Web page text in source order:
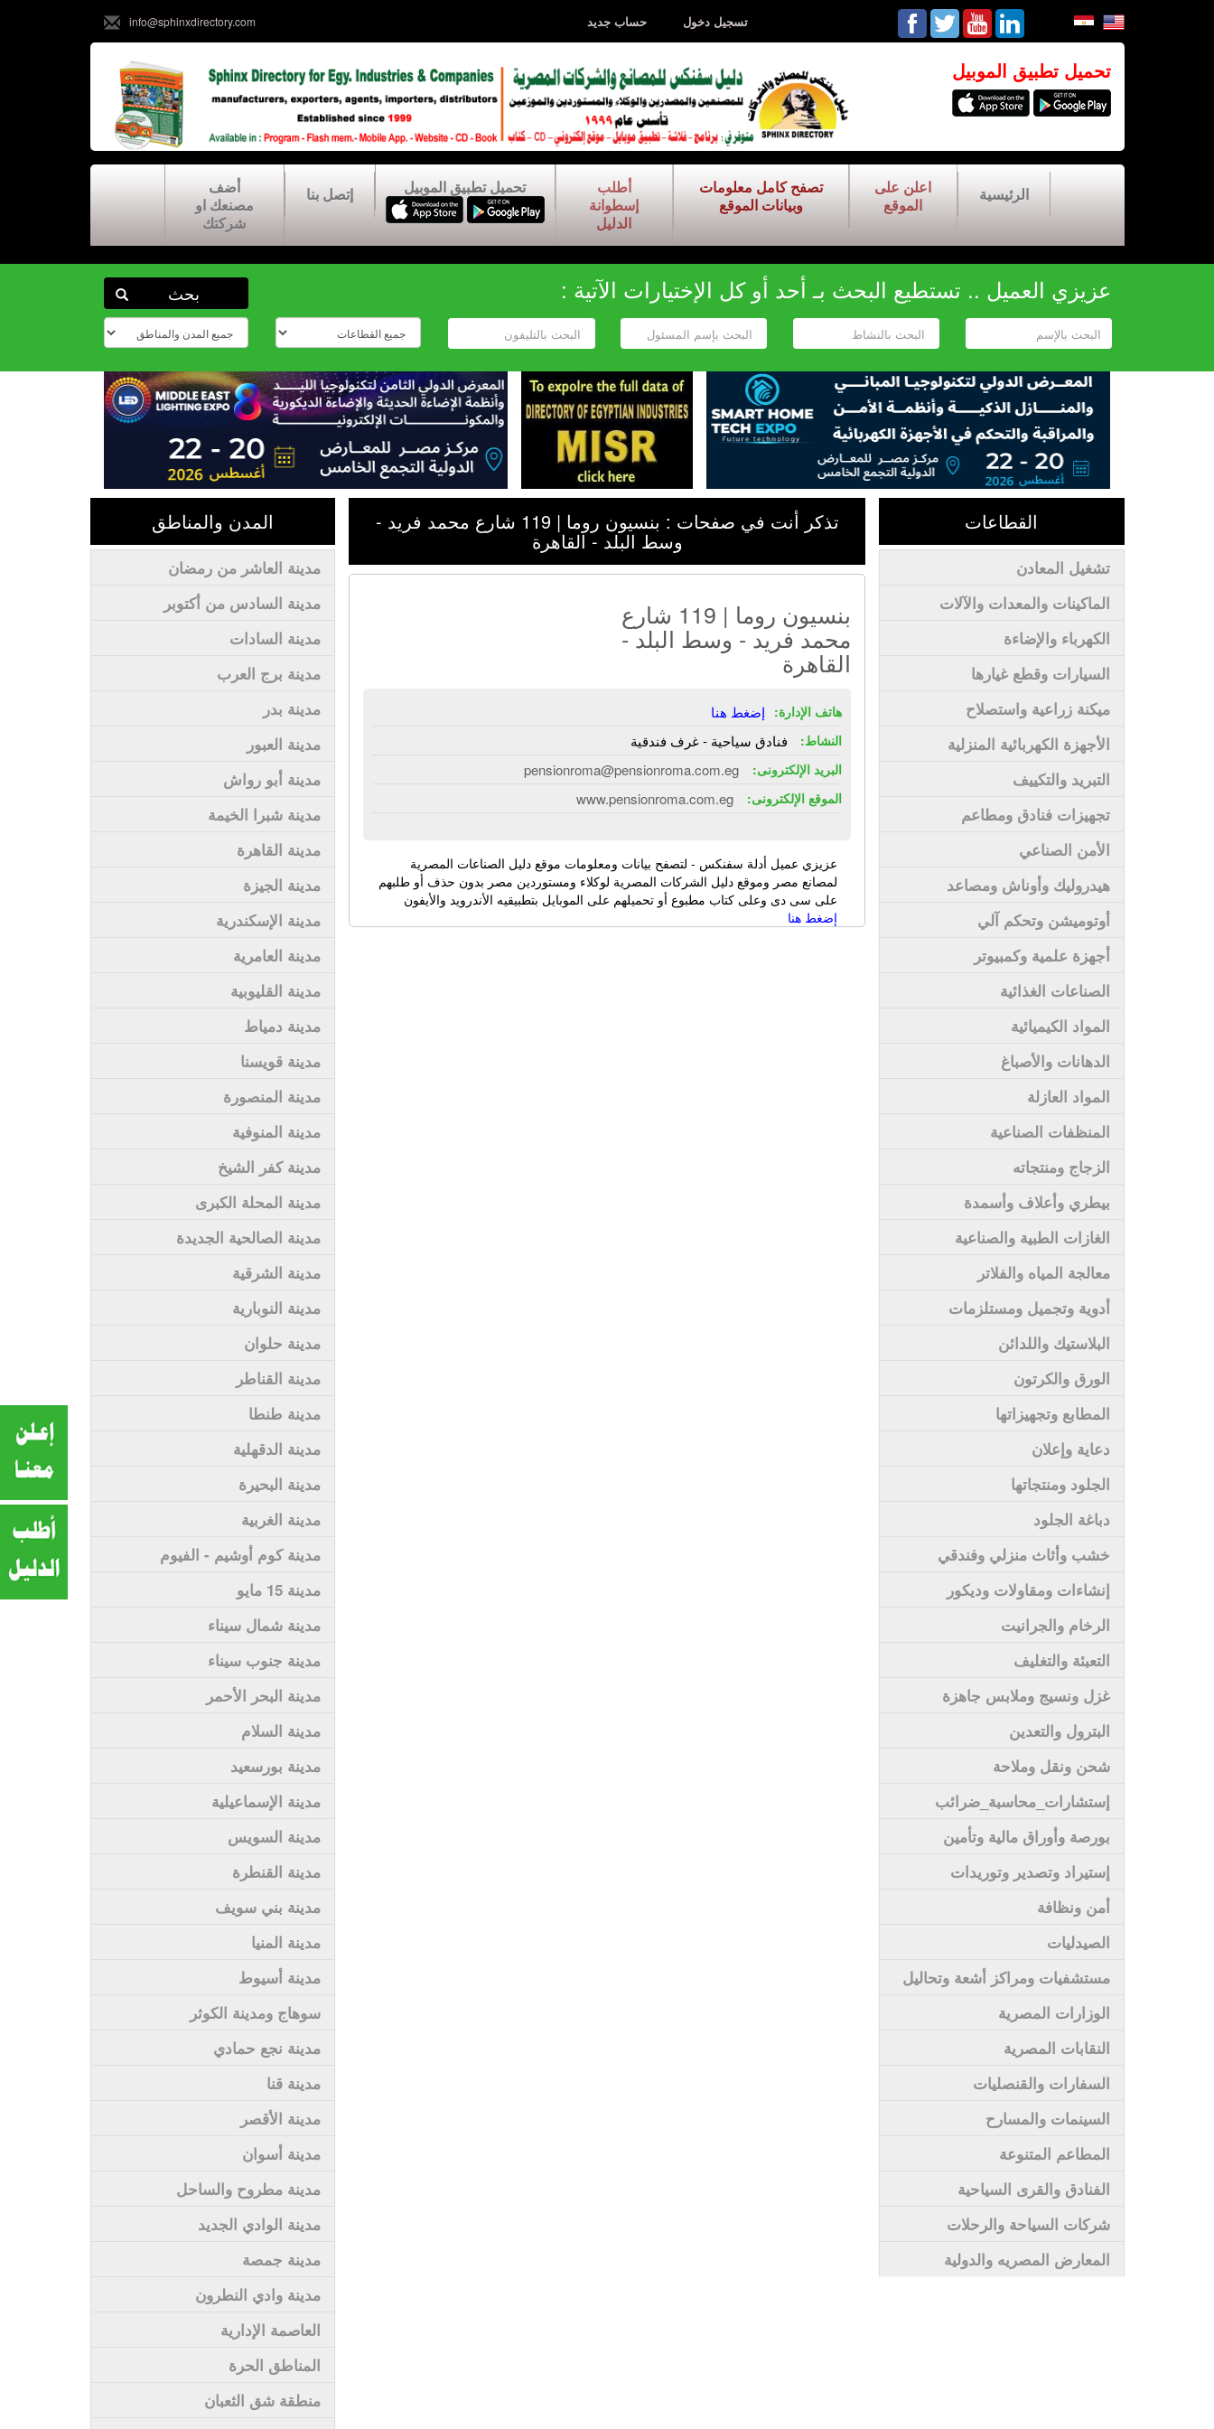
تسجيل دخول حساب جديد info@sphinxdirectory.com
تحميل تطبيق الموبيل
الرئيسية
اعلن على
الموقع
تصفح كامل معلومات
وبيانات الموقع
أطلب
إسطوانة
الدليل
تحميل تطبيق الموبيل إتصل بنا
أضف
مصنعك او
شركتك
عزيزي العميل .. تستطيع البحث بـ أحد أو كل الإختيارات الآتية :
القطاعات
تشغيل المعادن
الماكينات والمعدات والآلات
الكهرباء والإضاءة
السيارات وقطع غيارها
ميكنة زراعية واستصلاح
الأجهزة الكهربائية المنزلية
التبريد والتكييف
تجهيزات فنادق ومطاعم
الأمن الصناعي
هيدروليك وأوناش ومصاعد
أوتوميشن وتحكم آلي
أجهزة علمية وكمبيوتر
الصناعات الغذائية
المواد الكيميائية
الدهانات والأصباغ
المواد العازلة
المنظفات الصناعية
الزجاج ومنتجاته
بيطري وأعلاف وأسمدة
الغازات الطبية والصناعية
معالجة المياه والفلاتر
أدوية وتجميل ومستلزمات
البلاستيك واللدائن
الورق والكرتون
المطابع وتجهيزاتها
دعاية وإعلان
الجلود ومنتجاتها
دباغة الجلود
خشب وأثاث منزلي وفندقي
إنشاءات ومقاولات وديكور
الرخام والجرانيت
التعبئة والتغليف
غزل ونسيج وملابس جاهزة
البترول والتعدين
شحن ونقل وملاحة
إستشارات_محاسبة_ضرائب
بورصة وأوراق مالية وتأمين
إستيراد وتصدير وتوريدات
أمن ونظافة
الصيدليات
مستشفيات ومراكز أشعة وتحاليل
الوزارات المصرية
النقابات المصرية
السفارات والقنصليات
السينمات والمسارح
المطاعم المتنوعة
الفنادق والقرى السياحية
شركات السياحة والرحلات
المعارض المصريه والدولية
تذكر أنت في صفحات : بنسيون روما | 119 شارع محمد فريد -
وسط البلد - القاهرة
بنسيون روما | 119 شارع
محمد فريد - وسط البلد -
القاهرة
هاتف الإدارة: إضغط هنا
النشاط: فنادق سياحية - غرف فندقية
البريد الإلكترونى: pensionroma@pensionroma.com.eg
الموقع الإلكترونى: www.pensionroma.com.eg
عزيزي عميل أدلة سفنكس - لتصفح بيانات ومعلومات موقع دليل الصناعات المصرية
لمصانع مصر وموقع دليل الشركات المصرية لوكلاء ومستوردين مصر بدون حذف أو طلبهم
على سى دى وعلى كتاب مطبوع أو تحميلهم على الموبايل بتطبيقيه الأندرويد والأيفون
إضغط هنا
المدن والمناطق
مدينة العاشر من رمضان
مدينة السادس من أكتوبر
مدينة السادات
مدينة برج العرب
مدينة بدر
مدينة العبور
مدينة أبو رواش
مدينة شبرا الخيمة
مدينة القاهرة
مدينة الجيزة
مدينة الإسكندرية
مدينة العامرية
مدينة القليوبية
مدينة دمياط
مدينة قويسنا
مدينة المنصورة
مدينة المنوفية
مدينة كفر الشيخ
مدينة المحلة الكبرى
مدينة الصالحية الجديدة
مدينة الشرقية
مدينة النوبارية
مدينة حلوان
مدينة القناطر
مدينة طنطا
مدينة الدقهلية
مدينة البحيرة
مدينة الغربية
مدينة كوم أوشيم - الفيوم
مدينة 15 مايو
مدينة شمال سيناء
مدينة جنوب سيناء
مدينة البحر الأحمر
مدينة السلام
مدينة بورسعيد
مدينة الإسماعيلية
مدينة السويس
مدينة القنطرة
مدينة بني سويف
مدينة المنيا
مدينة أسيوط
سوهاج ومدينة الكوثر
مدينة نجع حمادي
مدينة قنا
مدينة الأقصر
مدينة أسوان
مدينة مطروح والساحل
مدينة الوادي الجديد
مدينة جمصة
مدينة وادي النطرون
العاصمة الإدارية
المناطق الحرة
منطقة شق الثعبان